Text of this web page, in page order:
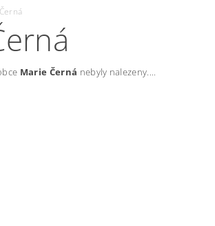
Marie Černá nebyly nalezeny....